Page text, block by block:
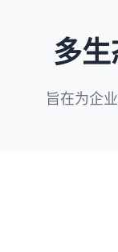
多
旨在为企